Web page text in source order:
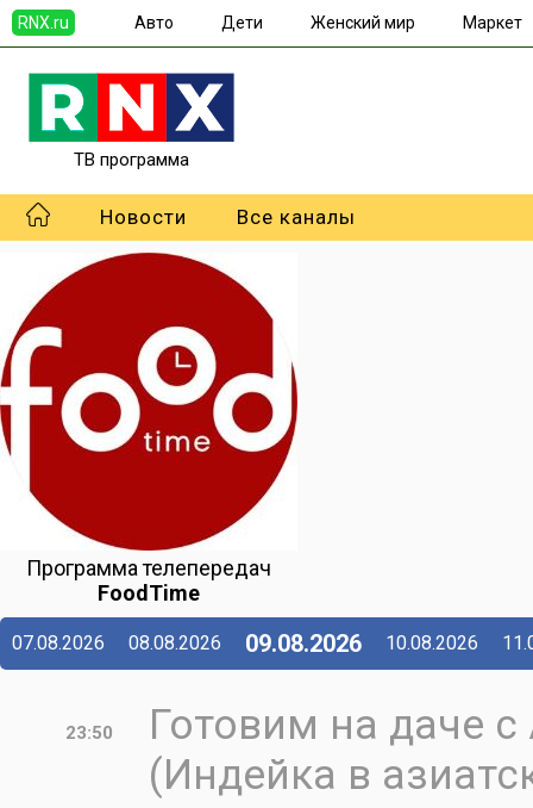
RNX.ru Авто Дети Женский мир Маркет
ТВ программа
Новости Все каналы
Программа телепередач
FoodTime
07.08.2026 08.08.2026 09.08.2026 10.08.2026
23:50
Готовим на даче
(Индейка в